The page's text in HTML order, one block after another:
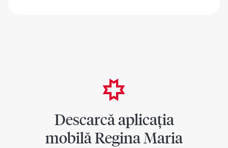
Descarcă aplicația
mobilă Regina Maria